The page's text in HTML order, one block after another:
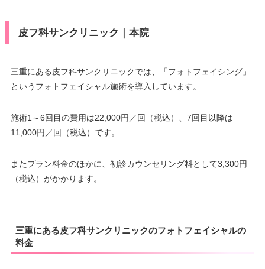
皮フ科サンクリニック｜本院
三重にある皮フ科サンクリニックでは、「フォトフェイシング」
というフォトフェイシャル施術を導入しています。
施術1～6回目の費用は22,000円／回（税込）、7回目以降は
11,000円／回（税込）です。
またプラン料金のほかに、初診カウンセリング料として3,300円
（税込）がかかります。
三重にある皮フ科サンクリニックのフォトフェイシャルの
料金